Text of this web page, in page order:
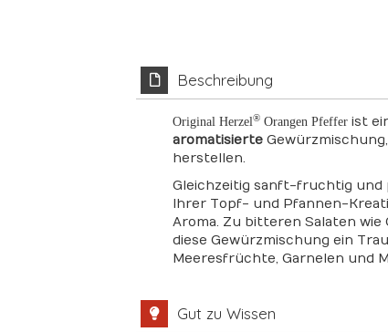
Beschreibung
Original Herzel® Orangen Pfeffer ist
aromatisierte
herstellen.
Gleichzeitig sanft-fruchtig
Ihrer Topf- und Pfannen-
Aroma. Zu bitteren Salaten wie
diese Gewürzmischung ein
Meeresfrüchte, Garnelen und
Gut zu Wissen